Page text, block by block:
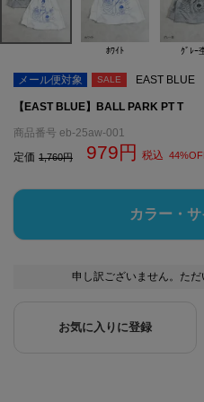
ﾎﾜｲﾄ ｸﾞﾚｰ
メール便対象 SALE EAST BLUE
【EAST BLUE】BALL PARK PT T
商品番号 eb-25aw-001
定価 1,760 979 税込
カラー・
申し訳ございません。ただ
お気に入りに登録